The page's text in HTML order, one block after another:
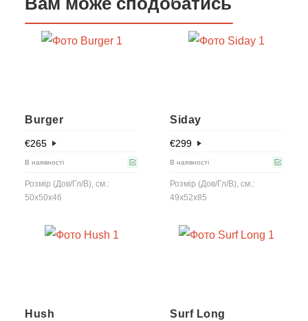
Burger
€265
В наявності
Розмір (Дов/Гл/В), см.:
50x50x46
Siday
€299
В наявності
Розмір (Дов/Гл/В), см.:
49x52x85
Hush Surf Long